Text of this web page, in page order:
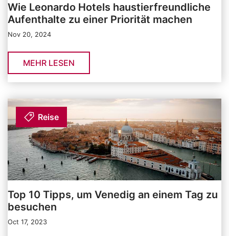
Wie Leonardo Hotels haustierfreundliche
Aufenthalte zu einer Priorität machen
Nov 20, 2024
MEHR LESEN
Reise
Top 10 Tipps, um Venedig an einem Tag zu
besuchen
Oct 17, 2023